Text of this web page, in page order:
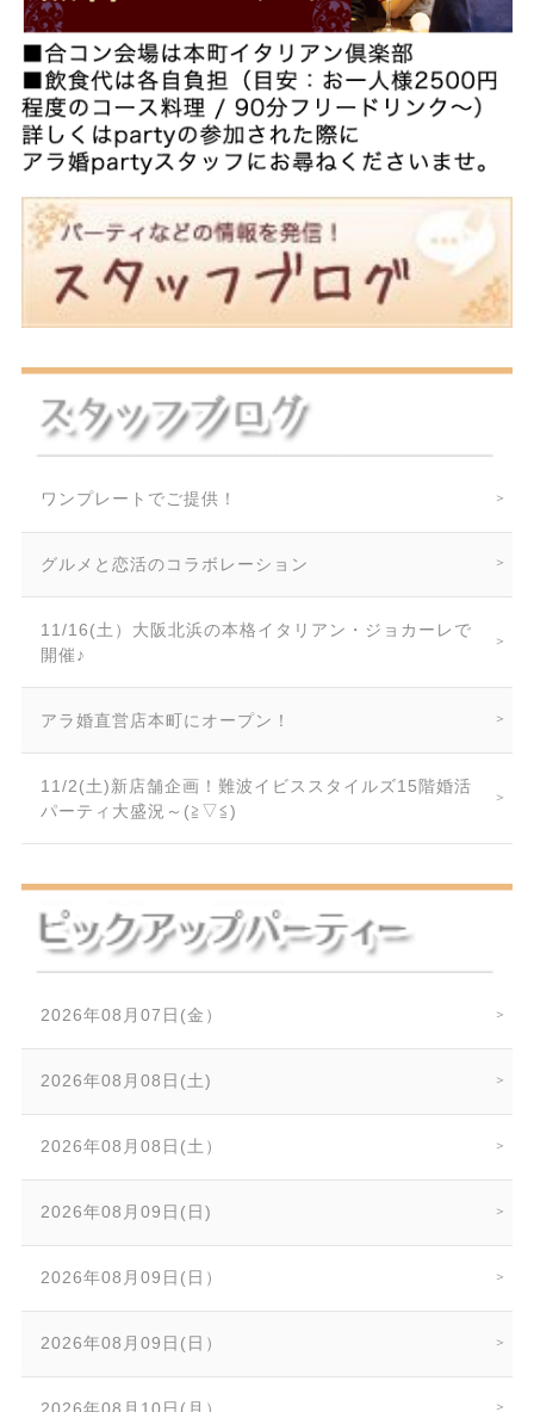
ワンプレートでご提供！
グルメと恋活のコラボレーション
11/16(土）大阪北浜の本格イタリアン・ジョカーレで
開催♪
アラ婚直営店本町にオープン！
11/2(土)新店舗企画！難波イビススタイルズ15階婚活
パーティ大盛況～(≧▽≦)
2026年08月07日(金）
2026年08月08日(土)
2026年08月08日(土）
2026年08月09日(日)
2026年08月09日(日）
2026年08月09日(日）